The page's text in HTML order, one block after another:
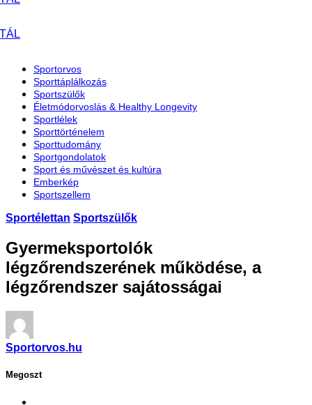
Sportorvos
Sporttáplálkozás
Sportszülők
Életmódorvoslás & Healthy Longevity
Sportlélek
Sporttörténelem
Sporttudomány
Sportgondolatok
Sport és művészet és kultúra
Emberkép
Sportszellem
Sportélettan Sportszülők
Gyermeksportolók
légzőrendszerének működése, a
légzőrendszer sajátosságai
Sportorvos.hu
Megoszt